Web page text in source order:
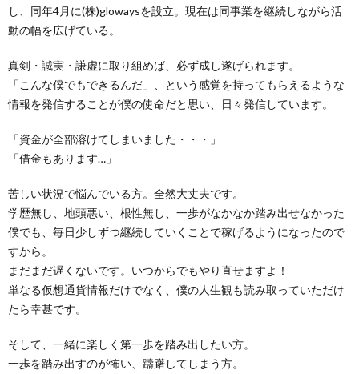
し、同年4月に(株)glowaysを設立。現在は同事業を継続しながら活
動の幅を広げている。
真剣・誠実・謙虚に取り組めば、必ず成し遂げられます。
「こんな僕でもできるんだ」、という感覚を持ってもらえるような
情報を発信することが僕の使命だと思い、日々発信しています。
「資金が全部溶けてしまいました・・・」
「借金もあります…」
苦しい状況で悩んでいる方。全然大丈夫です。
学歴無し、地頭悪い、根性無し、一歩がなかなか踏み出せなかった
僕でも、毎日少しずつ継続していくことで稼げるようになったので
すから。
まだまだ遅くないです。いつからでもやり直せますよ！
単なる仮想通貨情報だけでなく、僕の人生観も読み取っていただけ
たら幸甚です。
そして、一緒に楽しく第一歩を踏み出したい方。
一歩を踏み出すのが怖い、躊躇してしまう方。